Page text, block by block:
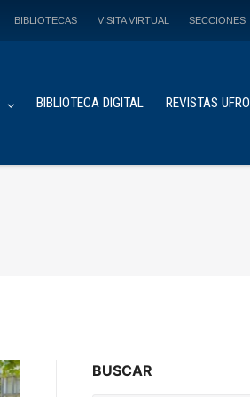
BIBLIOTECAS VISITA VIRTUAL SECCIONES
BIBLIOTECA DIGITAL REVISTAS UFRO
BUSCAR